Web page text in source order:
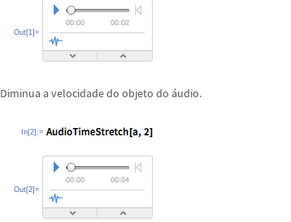
Out[1]=
Diminua a velocidade do objeto do áudio.
In[2]:=
Out[2]=